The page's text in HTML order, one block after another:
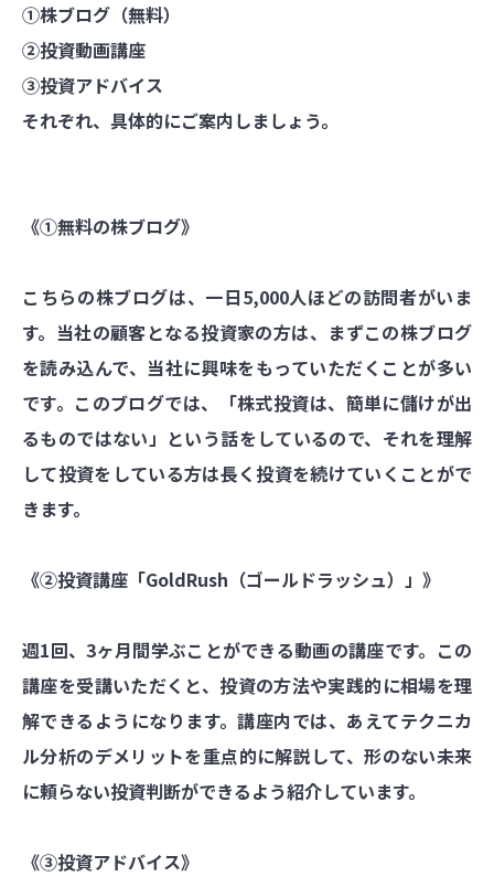
①株ブログ（無料）
②投資動画講座
③投資アドバイス
それぞれ、具体的にご案内しましょう。
《①無料の株ブログ》
こちらの株ブログは、一日5,000人ほどの訪問者がいま
す。当社の顧客となる投資家の方は、まずこの株ブログ
を読み込んで、当社に興味をもっていただくことが多い
です。このブログでは、「株式投資は、簡単に儲けが出
るものではない」という話をしているので、それを理解
して投資をしている方は長く投資を続けていくことがで
きます。
《②投資講座「GoldRush（ゴールドラッシュ）」》
週1回、3ヶ月間学ぶことができる動画の講座です。この
講座を受講いただくと、投資の方法や実践的に相場を理
解できるようになります。講座内では、あえてテクニカ
ル分析のデメリットを重点的に解説して、形のない未来
に頼らない投資判断ができるよう紹介しています。
《③投資アドバイス》